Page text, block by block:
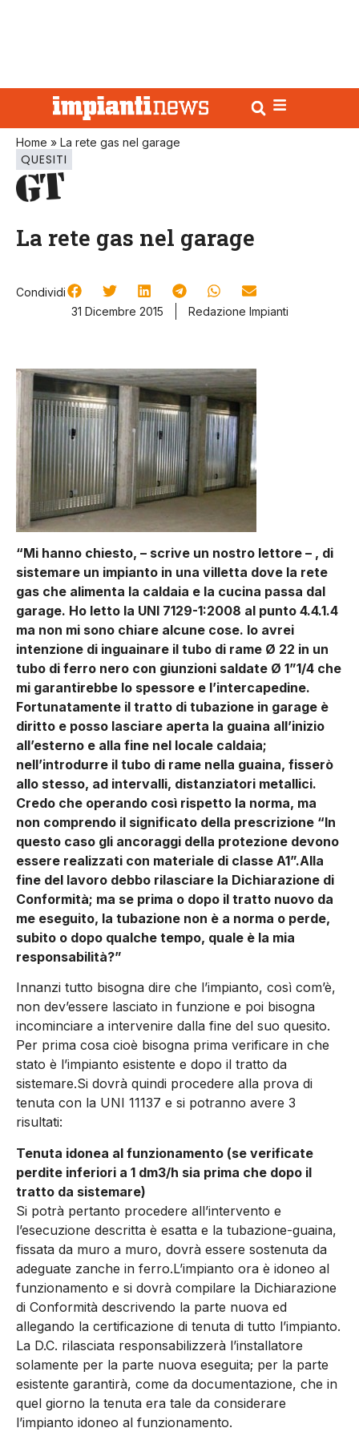
Home » La rete gas nel garage
QUESITI
La rete gas nel garage
Condividi
31 Dicembre 2015
Redazione Impianti
“Mi hanno chiesto, – scrive un nostro lettore – , di
sistemare un impianto in una villetta dove la rete
gas che alimenta la caldaia e la cucina passa dal
garage. Ho letto la UNI 7129-1:2008 al punto 4.4.1.4
ma non mi sono chiare alcune cose. Io avrei
intenzione di inguainare il tubo di rame Ø 22 in un
tubo di ferro nero con giunzioni saldate Ø 1”1/4 che
mi garantirebbe lo spessore e l’intercapedine.
Fortunatamente il tratto di tubazione in garage è
diritto e posso lasciare aperta la guaina all’inizio
all’esterno e alla fine nel locale caldaia;
nell’introdurre il tubo di rame nella guaina, fisserò
allo stesso, ad intervalli, distanziatori metallici.
Credo che operando così rispetto la norma, ma
non comprendo il significato della prescrizione “In
questo caso gli ancoraggi della protezione devono
essere realizzati con materiale di classe A1”.Alla
fine del lavoro debbo rilasciare la Dichiarazione di
Conformità; ma se prima o dopo il tratto nuovo da
me eseguito, la tubazione non è a norma o perde,
subito o dopo qualche tempo, quale è la mia
responsabilità?”
Innanzi tutto bisogna dire che l’impianto, così com’è,
non dev’essere lasciato in funzione e poi bisogna
incominciare a intervenire dalla fine del suo quesito.
Per prima cosa cioè bisogna prima verificare in che
stato è l’impianto esistente e dopo il tratto da
sistemare.Si dovrà quindi procedere alla prova di
tenuta con la UNI 11137 e si potranno avere 3
risultati:
Tenuta idonea al funzionamento (se verificate
perdite inferiori a 1 dm3/h sia prima che dopo il
tratto da sistemare)
Si potrà pertanto procedere all’intervento e
l’esecuzione descritta è esatta e la tubazione-guaina,
fissata da muro a muro, dovrà essere sostenuta da
adeguate zanche in ferro.L’impianto ora è idoneo al
funzionamento e si dovrà compilare la Dichiarazione
di Conformità descrivendo la parte nuova ed
allegando la certificazione di tenuta di tutto l’impianto.
La D.C. rilasciata responsabilizzerà l’installatore
solamente per la parte nuova eseguita; per la parte
esistente garantirà, come da documentazione, che in
quel giorno la tenuta era tale da considerare
l’impianto idoneo al funzionamento.